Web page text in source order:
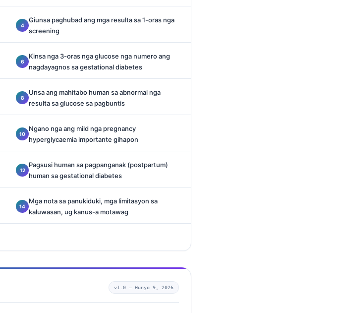
Giunsa paghubad ang mga resulta sa 1-oras nga
screening
Kinsa nga 3-oras nga glucose nga numero ang
nagdayagnos sa gestational diabetes
Unsa ang mahitabo human sa abnormal nga
resulta sa glucose sa pagbuntis
Ngano nga ang mild nga pregnancy
hyperglycaemia importante gihapon
Pagsusi human sa pagpanganak (postpartum)
human sa gestational diabetes
Mga nota sa panukiduki, mga limitasyon sa
kaluwasan, ug kanus-a motawag
v1.0 — Hunyo 9, 2026